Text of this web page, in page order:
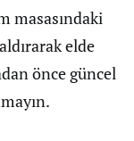
masasındaki
elde
önce güncel